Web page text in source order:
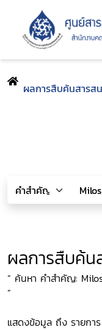
ผลการสืบค้นสารส
ผลการสืบค้น
“ ค้นหา คำสำคัญ:
”
แสดงข้อมูล ถึง รายกา